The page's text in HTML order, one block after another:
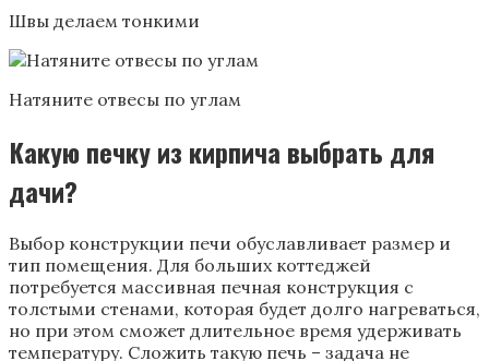
Швы делаем тонкими
Натяните отвесы по углам
Какую печку из кирпича выбрать для
дачи?
Выбор конструкции печи обуславливает размер и
тип помещения. Для больших коттеджей
потребуется массивная печная конструкция с
толстыми стенами, которая будет долго нагреваться,
но при этом сможет длительное время удерживать
температуру. Сложить такую печь – задача не